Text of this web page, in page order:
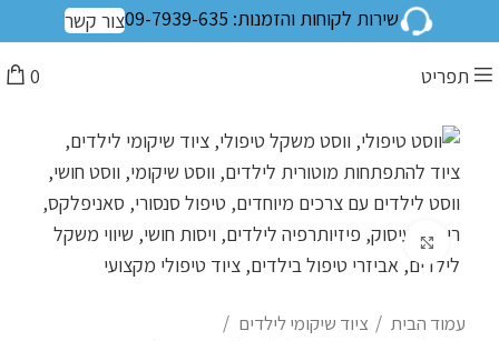
שירות לקוחות והזמנות: 09-7939-635 צור קשר
תפריט 0
לחצו להגדלה
עמוד הבית
ציוד שיקומי לילדים